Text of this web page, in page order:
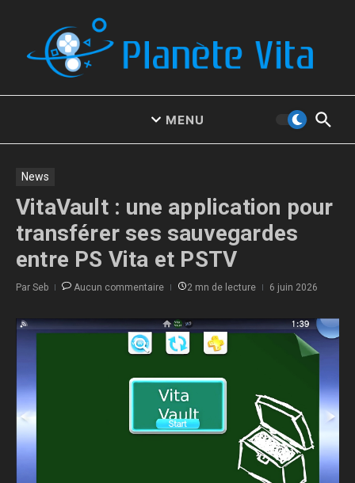
MENU
News
VitaVault : une application pour
transférer ses sauvegardes
entre PS Vita et PSTV
Par Seb Aucun commentaire 2 mn de lecture 6 juin 2026